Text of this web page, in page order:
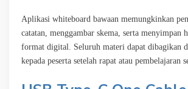
Aplikasi whiteboard bawaan memungkinkan
catatan, menggambar skema, serta menyimpan
format digital. Seluruh materi dapat dibagikan
kepada peserta setelah rapat atau pembelajaran